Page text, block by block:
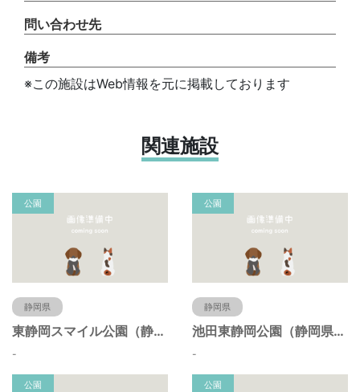
問い合わせ先
備考
※この施設はWeb情報を元に掲載しております
関連施設
公園
静岡県
東静岡スマイル公園（静岡県静岡市）
-
公園
静岡県
池田東静岡公園（静岡県静岡市）
-
公園 公園